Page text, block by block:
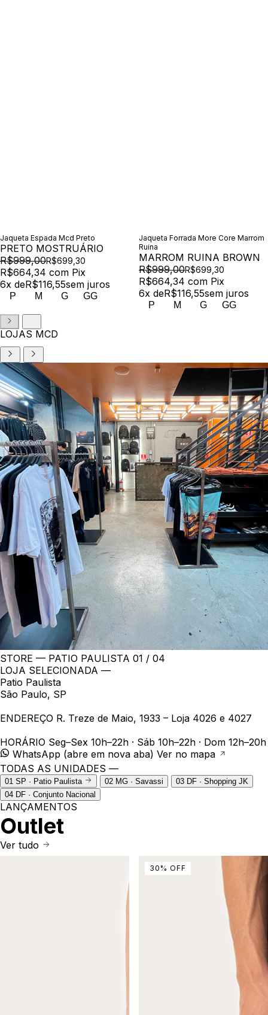
Jaqueta Espada Mcd Preto
PRETO MOSTRUÁRIO
R$999,00R$699,30
R$664,34 com Pix
6x deR$116,55sem juros
P M G GG
Jaqueta Forrada More Core Marrom
Ruina
MARROM RUINA BROWN
R$999,00R$699,30
R$664,34 com Pix
6x deR$116,55sem juros
P M G GG
LOJAS MCD
STORE — PATIO PAULISTA 01 / 04
LOJA SELECIONADA —
Patio Paulista
São Paulo, SP
ENDEREÇO R. Treze de Maio, 1933 – Loja 4026 e 4027
HORÁRIO Seg–Sex 10h–22h · Sáb 10h–22h · Dom 12h–20h
WhatsApp (abre em nova aba) Ver no mapa
TODAS AS UNIDADES —
01 SP · Patio Paulista 02 MG · Savassi 03 DF · Shopping JK
04 DF · Conjunto Nacional
LANÇAMENTOS
Outlet
Ver tudo
30 % OFF